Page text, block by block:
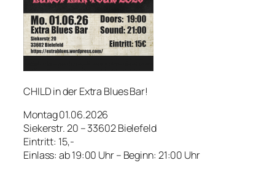
CHILD in der Extra Blues Bar!
Montag 01.06.2026
Siekerstr. 20 – 33602 Bielefeld
Eintritt: 15,-
Einlass: ab 19:00 Uhr – Beginn: 21:00 Uhr